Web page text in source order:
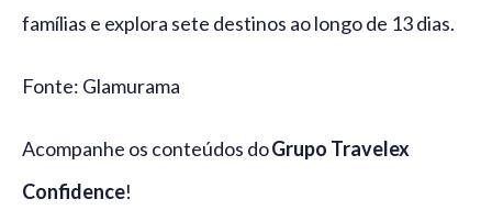
famílias e explora sete destinos ao longo de 13 dias.
Fonte: Glamurama
Acompanhe os conteúdos doGrupo Travelex
Confidence!